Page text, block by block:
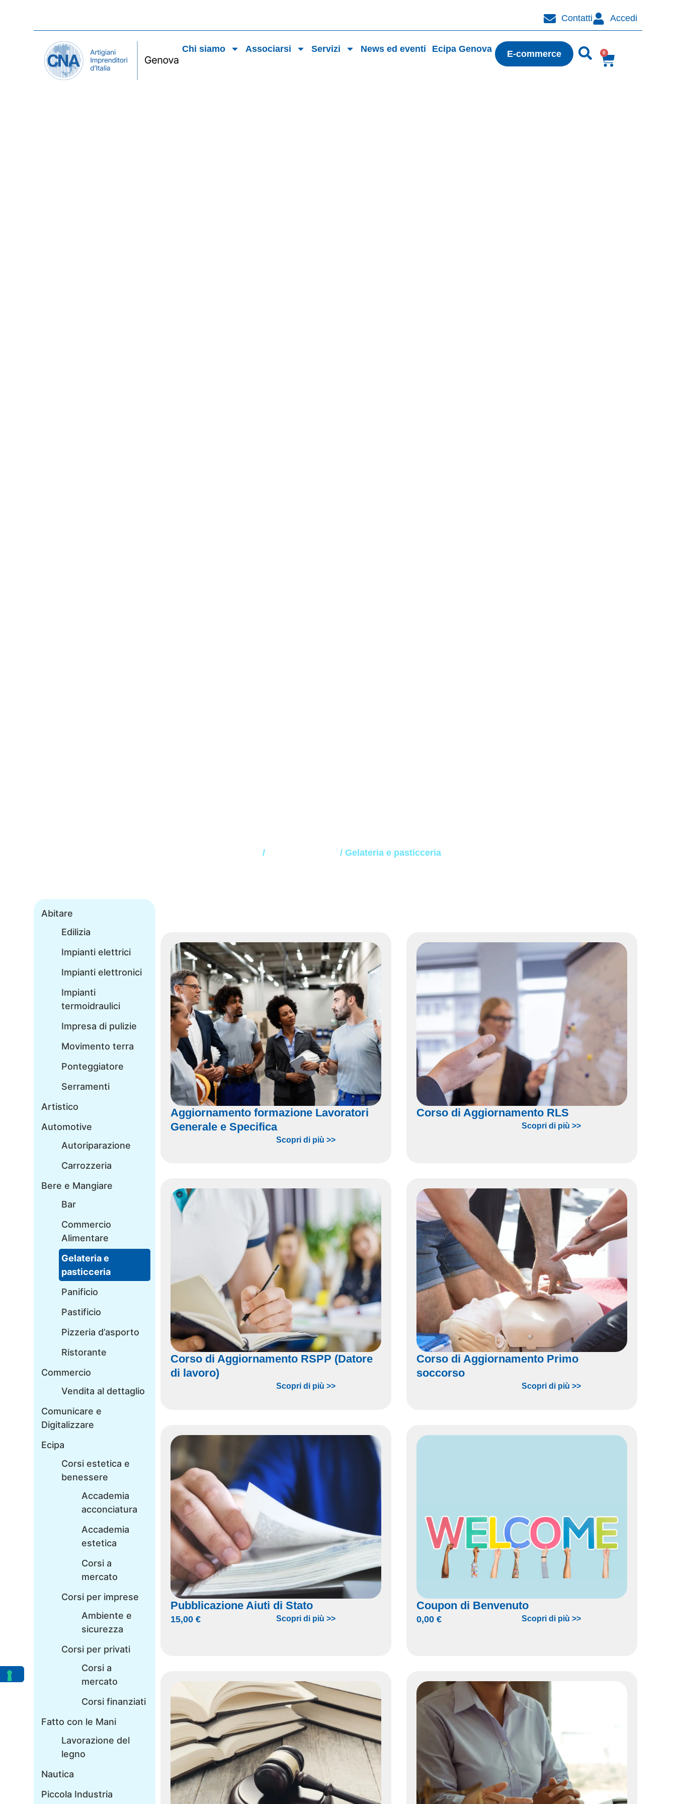
Contatti Accedi
Chi siamo Associarsi Servizi News ed eventi Ecipa Genova E-commerce 0
/ / Gelateria e pasticceria
Abitare
Edilizia
Impianti elettrici
Impianti elettronici
Impianti
termoidraulici
Impresa di pulizie
Movimento terra
Ponteggiatore
Serramenti
Artistico
Automotive
Autoriparazione
Carrozzeria
Bere e Mangiare
Bar
Commercio
Alimentare
Gelateria e
pasticceria
Panificio
Pastificio
Pizzeria d’asporto
Ristorante
Commercio
Vendita al dettaglio
Comunicare e
Digitalizzare
Ecipa
Corsi estetica e
benessere
Accademia
acconciatura
Accademia
estetica
Corsi a
mercato
Corsi per imprese
Ambiente e
sicurezza
Corsi per privati
Corsi a
mercato
Corsi finanziati
Fatto con le Mani
Lavorazione del
legno
Nautica
Piccola Industria
Aggiornamento formazione Lavoratori
Generale e Specifica
Scopri di più >>
Corso di Aggiornamento RLS
Scopri di più >>
Corso di Aggiornamento RSPP (Datore
di lavoro)
Scopri di più >>
Corso di Aggiornamento Primo
soccorso
Scopri di più >>
Pubblicazione Aiuti di Stato
15,00€ Scopri di più >>
Coupon di Benvenuto
0,00 € Scopri di più >>